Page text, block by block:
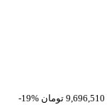
-19%
9,696,510 تومان